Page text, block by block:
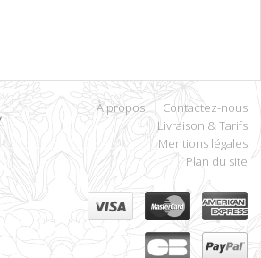
À propos
Contactez-nous
Livraison & Tarifs
Mentions légales
Plan du site